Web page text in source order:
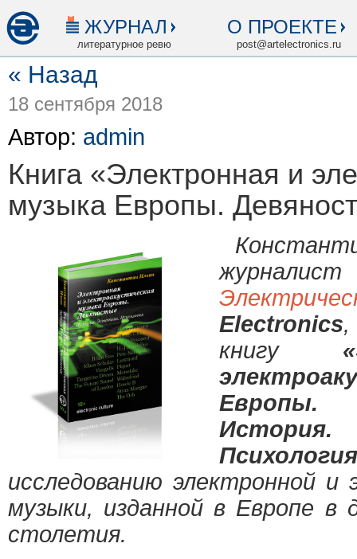
ЖУРНАЛ
литературное ревю
О ПРОЕКТЕ
post@artelectronics.ru
« Назад
18 сентября 2018
Автор: admin
Книга «Электронная и
музыка Европы.
Electronics,
книгу
исследованию электронной и
музыки, изданной в Европе в
столетия.